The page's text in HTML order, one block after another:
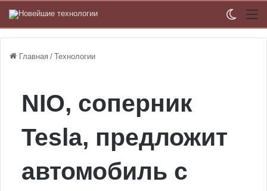
Главная / Технологии
NIO, соперник
Tesla, предложит
автомобиль с